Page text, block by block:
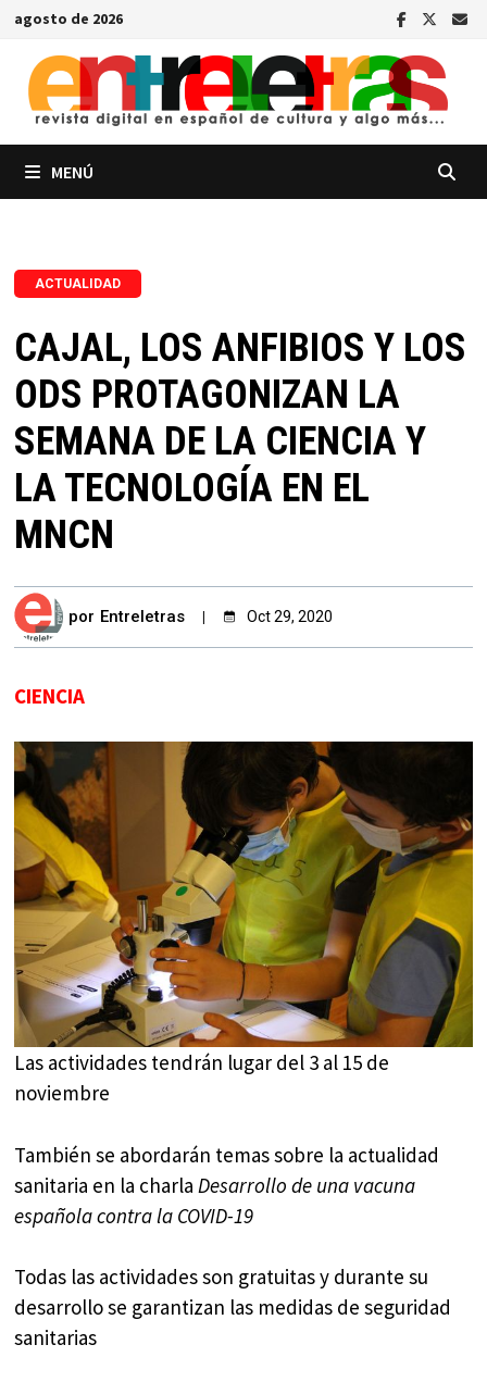
Saltar
contenido
agosto de 2026
MENÚ
ACTUALIDAD
CAJAL, LOS ANFIBIOS Y LOS
ODS PROTAGONIZAN LA
SEMANA DE LA CIENCIA Y
LA TECNOLOGÍA EN EL
MNCN
por Entreletras Oct 29, 2020
CIENCIA
Las actividades tendrán lugar del 3 al 15 de
noviembre
También se abordarán temas sobre la actualidad
sanitaria en la charlaDesarrollo de una vacuna
española contra la COVID-19
Todas las actividades son gratuitas y durante su
desarrollo se garantizan las medidas de seguridad
sanitarias